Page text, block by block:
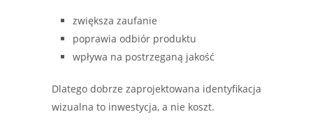
zwiększa zaufanie
poprawia odbiór produktu
wpływa na postrzeganą jakość
Dlatego dobrze zaprojektowana identyfikacja
wizualna to inwestycja, a nie koszt.